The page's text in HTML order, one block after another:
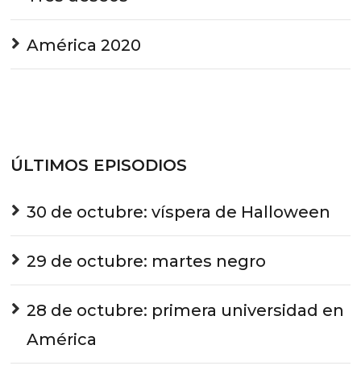
América 2020
ÚLTIMOS EPISODIOS
30 de octubre: víspera de Halloween
29 de octubre: martes negro
28 de octubre: primera universidad en
América